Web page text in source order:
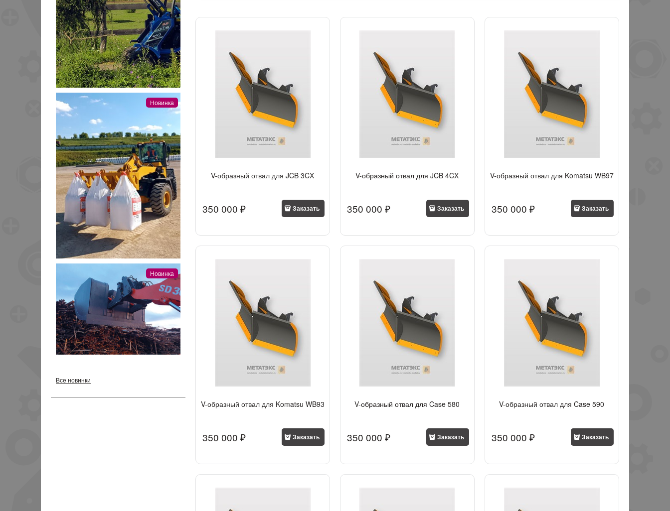
Новинка
Новинка
Все новинки
V-образный отвал для JCB 3CX
350 000 ₽ Заказать
V-образный отвал для JCB 4CX
350 000 ₽ Заказать
V-образный отвал для Komatsu WB97
350 000 ₽ Заказать
V-образный отвал для Komatsu WB93
350 000 ₽ Заказать
V-образный отвал для Case 580
350 000 ₽ Заказать
V-образный отвал для Case 590
350 000 ₽ Заказать